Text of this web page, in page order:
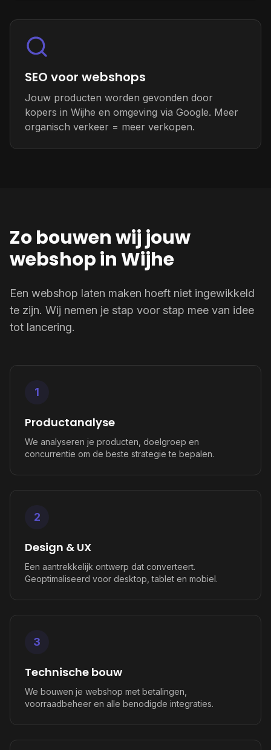
SEO voor webshops
Jouw producten worden gevonden door
kopers in Wijhe en omgeving via Google. Meer
organisch verkeer = meer verkopen.
Zo bouwen wij jouw
webshop in Wijhe
Een webshop laten maken hoeft niet ingewikkeld
te zijn. Wij nemen je stap voor stap mee van idee
tot lancering.
1
Productanalyse
We analyseren je producten, doelgroep en
concurrentie om de beste strategie te bepalen.
2
Design & UX
Een aantrekkelijk ontwerp dat converteert.
Geoptimaliseerd voor desktop, tablet en mobiel.
3
Technische bouw
We bouwen je webshop met betalingen,
voorraadbeheer en alle benodigde integraties.